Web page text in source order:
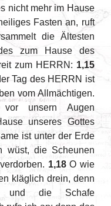
nicht mehr im Hause
Fasten an, ruft
die Ältesten
zum Hause des
zum HERRN: 1,15
Tag des HERRN ist
vom Allmächtigen.
unsern Augen
unseres Gottes
ist unter der Erde
wüst, die Scheunen
1,18O wie
kläglich drein, denn
und die Schafe